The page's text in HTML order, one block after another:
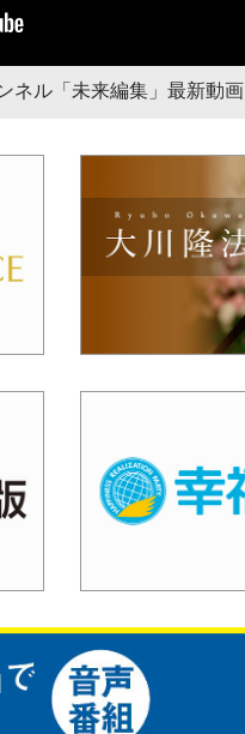
ネル「未来編集」最新動画